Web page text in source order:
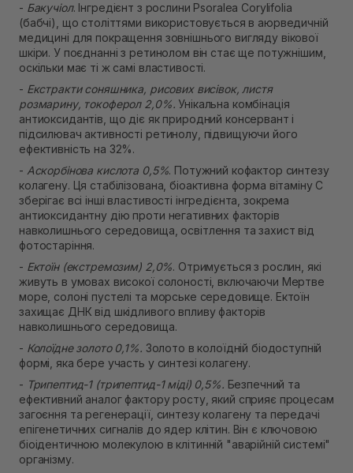
- Бакучіол. Інгредієнт з рослини Psoralea Corylifolia
(бабчі), що століттями використовується в аюрведичній
медицині для покращення зовнішнього вигляду вікової
шкіри. У поєднанні з ретинолом він стає ще потужнішим,
оскільки має ті ж самі властивості.
- Екстракти соняшника, рисових висівок, листя
розмарину, токоферол 2,0%. Унікальна комбінація
антиоксидантів, що діє як природний консервант і
підсилювач активності ретинолу, підвищуючи його
ефективність на 32%.
- Аскорбінова кислота 0,5%. Потужний кофактор синтезу
колагену. Ця стабілізована, біоактивна форма вітаміну С
зберігає всі інші властивості інгредієнта, зокрема
антиоксидантну дію проти негативних факторів
навколишнього середовища, освітлення та захист від
фотостаріння.
- Ектоїн (екстремозим) 2,0%. Отримується з рослин, які
живуть в умовах високої солоності, включаючи Мертве
море, солоні пустелі та морське середовище. Ектоїн
захищає ДНК від шкідливого впливу факторів
навколишнього середовища.
- Колоїдне золото 0,1%. Золото в колоїдній біодоступній
формі, яка бере участь у синтезі колагену.
- Трипептид-1 (трипептид-1 міді) 0,5%. Безпечний та
ефективний аналог фактору росту, який сприяє процесам
загоєння та регенерації, синтезу колагену та передачі
епігенетичних сигналів до ядер клітин. Він є ключовою
біоідентичною молекулою в клітинній "аварійній системі"
організму.